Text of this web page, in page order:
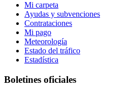
Mi carpeta
Ayudas y subvenciones
Contrataciones
Mi pago
Meteorología
Estado del tráfico
Estadística
Boletines oficiales